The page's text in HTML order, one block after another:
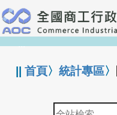
跳
到
主
要
:::
||首頁〉統計專區〉
全